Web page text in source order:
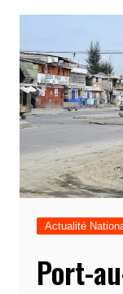
Actualité
Port-